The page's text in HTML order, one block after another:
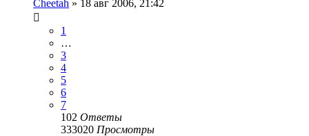
Cheetah » 18 авг 2006, 21:42
1
…
3
4
5
6
7
102 Ответы
333020 Просмотры